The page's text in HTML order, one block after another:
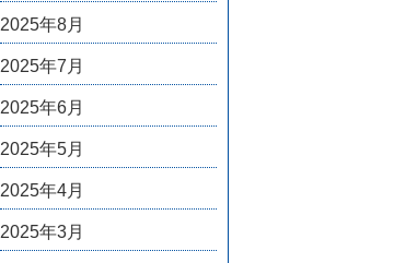
2025年8月
2025年7月
2025年6月
2025年5月
2025年4月
2025年3月